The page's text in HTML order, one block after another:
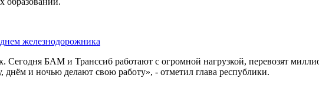
железнодорожника
БАМ и Транссиб работают с огромной нагрузкой, перевозят
и ночью делают свою работу», - отметил глава республики.